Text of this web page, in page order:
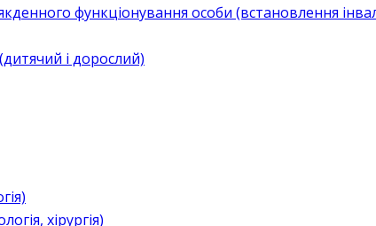
функціонування особи (встановлення
і дорослий)
хірургія)